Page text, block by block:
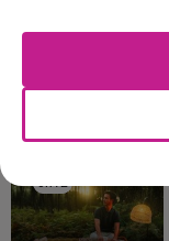
Dai Dai
0h12
0h12